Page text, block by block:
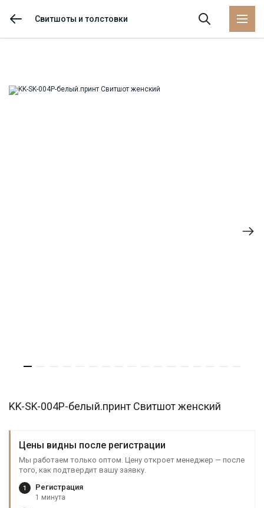
Свитшоты и толстовки
KK-SK-004P-белый.принт Свитшот женский
Цены видны после регистрации
Мы работаем только оптом. Цену откроет менеджер — после
того, как подтвердит вашу заявку.
1 Регистрация
1 минута